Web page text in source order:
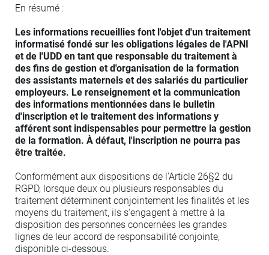
En résumé :
Les informations recueillies font l'objet d'un traitement
informatisé fondé sur les obligations légales de l'APNI
et de l'UDD en tant que responsable du traitement à
des fins de gestion et d'organisation de la formation
des assistants maternels et des salariés du particulier
employeurs. Le renseignement et la communication
des informations mentionnées dans le bulletin
d'inscription et le traitement des informations y
afférent sont indispensables pour permettre la gestion
de la formation. À défaut, l'inscription ne pourra pas
être traitée.
Conformément aux dispositions de l'Article 26§2 du
RGPD, lorsque deux ou plusieurs responsables du
traitement déterminent conjointement les finalités et les
moyens du traitement, ils s'engagent à mettre à la
disposition des personnes concernées les grandes
lignes de leur accord de responsabilité conjointe,
disponible ci-dessous.